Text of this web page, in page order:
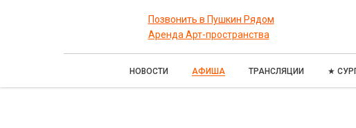
Позвонить в Пушкин Рядом
Аренда Арт-пространства
НОВОСТИ АФИША ТРАНСЛЯЦИИ ★